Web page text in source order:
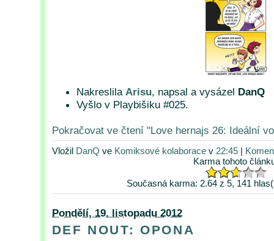
Nakreslila Arisu, napsal a vysázel DanQ
Vyšlo v Playbišiku #025.
Pokračovat ve čtení "Love hernajs 26: Ideální
Vložil DanQ ve Komiksové kolaboracev 22:45|
Karma tohoto
Současná karma: 2.64 z 5, 141
Pondělí, 19. listopadu 2012
DEF NOUT: OPONA